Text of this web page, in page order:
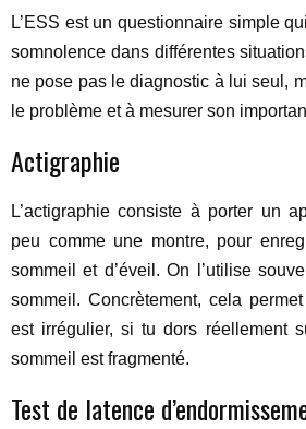
L’ESS est un questionnaire simple
somnolence dans différentes
ne pose pas le diagnostic à lui seul,
le problème et à mesurer son
Actigraphie
L’actigraphie consiste à porter un
peu comme une montre, pour
sommeil et d’éveil. On l’utilise
sommeil. Concrètement, cela
est irrégulier, si tu dors réellement
sommeil est fragmenté.
Test de latence